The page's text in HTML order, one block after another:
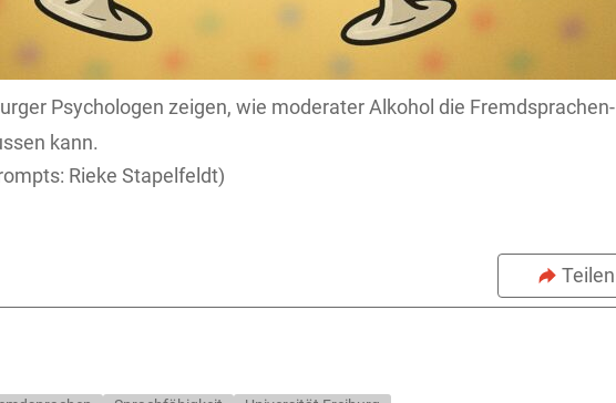
Psychologen zeigen, wie moderater Alkohol die Fremdsprachen-
kann.
Rieke Stapelfeldt)
Teilen